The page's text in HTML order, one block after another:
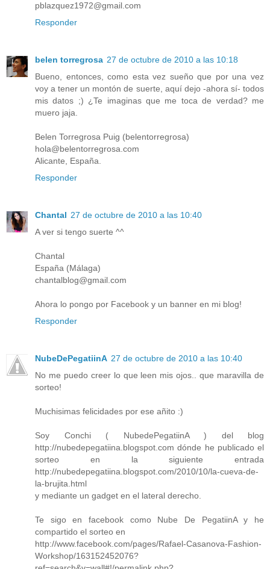
pblazquez1972@gmail.com
Responder
belen torregrosa 27 de octubre de 2010 a las 10:18
Bueno, entonces, como esta vez sueño que por una vez
voy a tener un montón de suerte, aquí dejo -ahora sí- todos
mis datos ;) ¿Te imaginas que me toca de verdad? me
muero jaja.
Belen Torregrosa Puig (belentorregrosa)
hola@belentorregrosa.com
Alicante, España.
Responder
Chantal 27 de octubre de 2010 a las 10:40
A ver si tengo suerte ^^
Chantal
España (Málaga)
chantalblog@gmail.com
Ahora lo pongo por Facebook y un banner en mi blog!
Responder
NubeDePegatiinA 27 de octubre de 2010 a las 10:40
No me puedo creer lo que leen mis ojos.. que maravilla de
sorteo!
Muchisimas felicidades por ese añito :)
Soy Conchi ( NubedePegatiinA ) del blog
http://nubedepegatiina.blogspot.com dónde he publicado el
sorteo en la siguiente entrada
http://nubedepegatiina.blogspot.com/2010/10/la-cueva-de-
la-brujita.html
y mediante un gadget en el lateral derecho.
Te sigo en facebook como Nube De PegatiinA y he
compartido el sorteo en
http://www.facebook.com/pages/Rafael-Casanova-Fashion-
Workshop/163152452076?